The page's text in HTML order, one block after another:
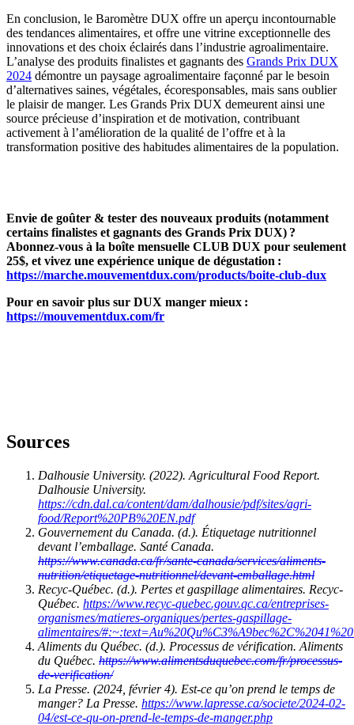
En conclusion, le Baromètre DUX offre un aperçu incontournable
des tendances alimentaires, et offre une vitrine exceptionnelle des
innovations et des choix éclairés dans l’industrie agroalimentaire.
L’analyse des produits finalistes et gagnants des Grands Prix DUX
2024 démontre un paysage agroalimentaire façonné par le besoin
d’alternatives saines, végétales, écoresponsables, mais sans oublier
le plaisir de manger. Les Grands Prix DUX demeurent ainsi une
source précieuse d’inspiration et de motivation, contribuant
activement à l’amélioration de la qualité de l’offre et à la
transformation positive des habitudes alimentaires de la population.
Envie de goûter & tester des nouveaux produits (notamment
certains finalistes et gagnants des Grands Prix DUX) ?
Abonnez-vous à la boîte mensuelle CLUB DUX pour seulement
25$, et vivez une expérience unique de dégustation :
https://marche.mouvementdux.com/products/boite-club-dux
Pour en savoir plus sur DUX manger mieux :
https://mouvementdux.com/fr
Sources
Dalhousie University. (2022). Agricultural Food Report.
Dalhousie University.
https://cdn.dal.ca/content/dam/dalhousie/pdf/sites/agri-
food/Report%20PB%20EN.pdf
Gouvernement du Canada. (d.). Étiquetage nutritionnel
devant l’emballage. Santé Canada.
https://www.canada.ca/fr/sante-canada/services/aliments-
nutrition/etiquetage-nutritionnel/devant-emballage.html
Recyc-Québec. (d.). Pertes et gaspillage alimentaires. Recyc-
Québec. https://www.recyc-quebec.gouv.qc.ca/entreprises-
organismes/matieres-organiques/pertes-gaspillage-
alimentaires/
Aliments du Québec. (d.). Processus de vérification. Aliments
du Québec. https://www.alimentsduquebec.com/fr/processus-
de-verification/
La Presse. (2024, février 4). Est-ce qu’on prend le temps de
manger? La Presse. https://www.lapresse.ca/societe/2024-02-
04/est-ce-qu-on-prend-le-temps-de-manger.php